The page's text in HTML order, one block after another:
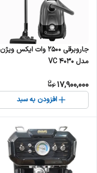
جاروبرقی 2500 وات ایکس ویژن
مدل VC 4030
17,900,000
افزودن به سبد